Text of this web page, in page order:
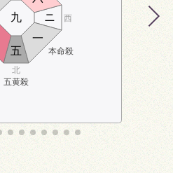
五黄殺
本命殺
北
西
五
九
一
ニ